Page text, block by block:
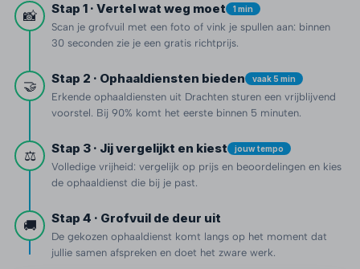
📸 Stap 1 · Vertel wat weg moet 1 min
Scan je grofvuil met een foto of vink je spullen aan: binnen
30 seconden zie je een gratis richtprijs.
🤝 Stap 2 · Ophaaldiensten bieden vaak 5 min
Erkende ophaaldiensten uit Drachten sturen een vrijblijvend
voorstel. Bij 90% komt het eerste binnen 5 minuten.
⚖️ Stap 3 · Jij vergelijkt en kiest jouw tempo
Volledige vrijheid: vergelijk op prijs en beoordelingen en kies
de ophaaldienst die bij je past.
🚚 Stap 4 · Grofvuil de deur uit
De gekozen ophaaldienst komt langs op het moment dat
jullie samen afspreken en doet het zware werk.